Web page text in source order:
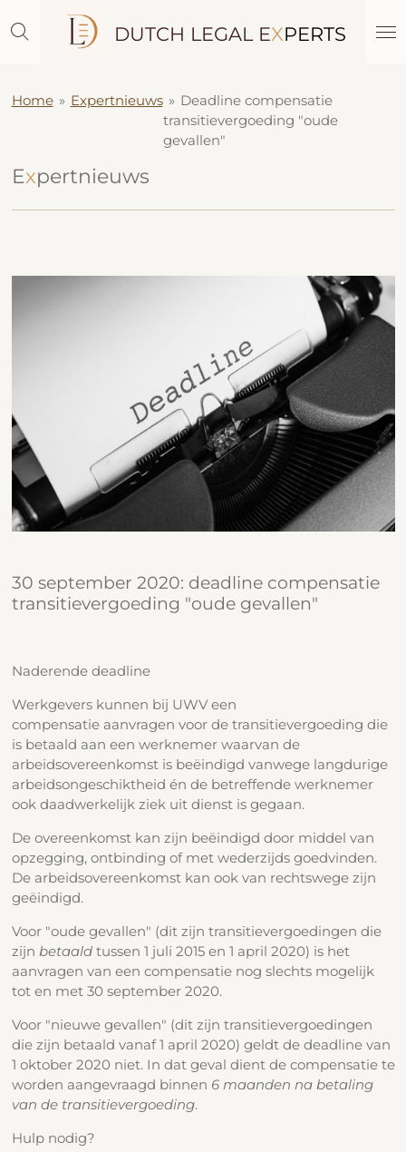
direct
hoofdinhoud
DUTCH LEGAL EXPERTS
Home » Expertnieuws » Deadline compensatie
transitievergoeding "oude
gevallen"
Expertnieuws
30 september 2020: deadline compensatie
transitievergoeding "oude gevallen"
Naderende deadline
Werkgevers kunnen bij UWV een
compensatie aanvragen voor de transitievergoeding die
is betaald aan een werknemer waarvan de
arbeidsovereenkomst is beëindigd vanwege langdurige
arbeidsongeschiktheid én de betreffende werknemer
ook daadwerkelijk ziek uit dienst is gegaan.
De overeenkomst kan zijn beëindigd door middel van
opzegging, ontbinding of met wederzijds goedvinden.
De arbeidsovereenkomst kan ook van rechtswege zijn
geëindigd.
Voor "oude gevallen" (dit zijn transitievergoedingen die
zijn betaaldtussen 1 juli 2015 en 1 april 2020) is het
aanvragen van een compensatie nog slechts mogelijk
tot en met 30 september 2020.
Voor "nieuwe gevallen" (dit zijn transitievergoedingen
die zijn betaald vanaf 1 april 2020) geldt de deadline van
1 oktober 2020 niet. In dat geval dient de compensatie te
worden aangevraagd binnen 6 maanden na betaling
van de transitievergoeding.
Hulp nodig?